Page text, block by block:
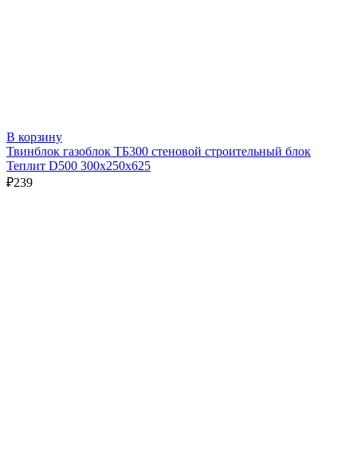
В корзину
Твинблок газоблок ТБ300 стеновой строительный блок
Теплит D500 300х250х625
₽239